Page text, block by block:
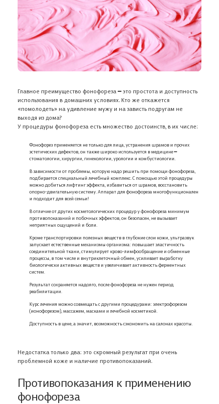
Главное преимущество фонофореза ━ это простота и доступность
использования в домашних условиях. Кто же откажется
«помолодеть» на удивление мужу и на зависть подругам не
выходя из дома?
У процедуры фонофореза есть множество достоинств, в их числе:
Фонофорез применяется не только для лица, устранения шрамов и прочих
эстетических дефектов, он также широко используется в медицине ━
стоматологии, хирургии, гинекологии, урологии и комбустиологии.
В зависимости от проблемы, которую надо решить при помощи фонофореза,
подбирается специальный лечебный комплекс. С помощью этой процедуры
можно добиться лифтинг эффекта, избавиться от шрамов, восстановить
опорно-двигательную систему. Аппарат для фонофореза многофункционален
и подходит для всей семьи!
В отличие от других косметологических процедур у фонофореза минимум
противопоказаний и побочных эффектов, он безопасен, не вызывает
неприятных ощущений и боли.
Кроме транспортировки полезных веществ в глубокие слои кожи, ультразвук
запускает естественные механизмы организма: повышает эластичность
соединительной ткани, стимулирует крово-лимфообращение и обменные
процессы, в том числе и внутриклеточный обмен, усиливает выработку
биологически активных веществ и увеличивает активность ферментных
систем.
Результат сохраняется надолго, после фонофореза не нужен период
реабилитации.
Курс лечения можно совмещать с другими процедурами: электрофорезом
(ионофорезом), массажем, масками и лечебной косметикой.
Доступность в цене, а значит, возможность сэкономить на салонах красоты.
Недостатка только два: это скромный результат при очень
проблемной коже и наличие противопоказаний.
Противопоказания к применению
фонофореза